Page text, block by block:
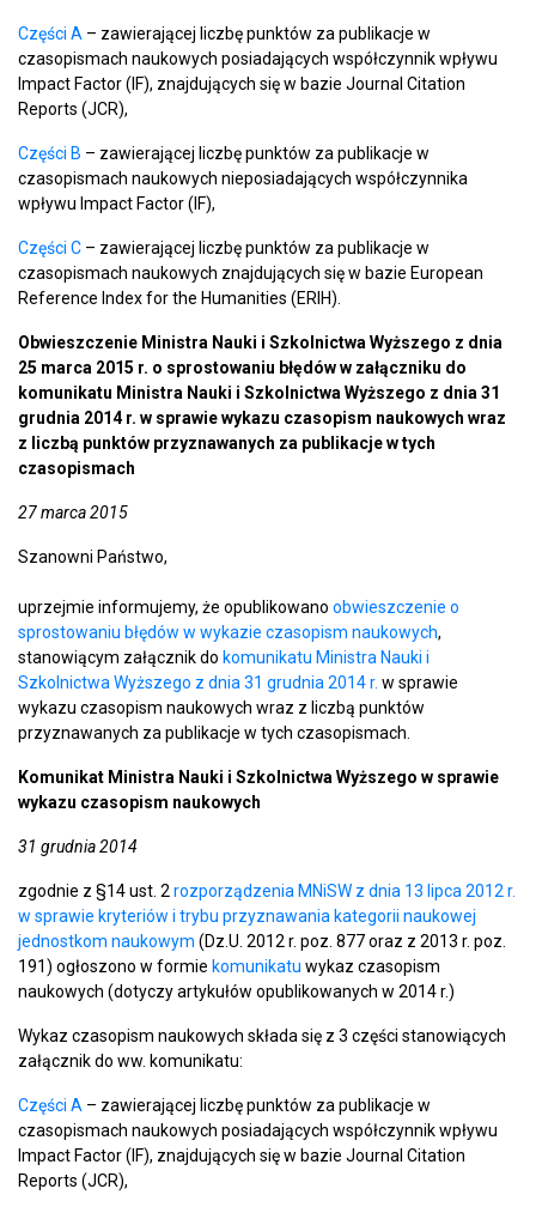
Części A – zawierającej liczbę punktów za publikacje w
czasopismach naukowych posiadających współczynnik wpływu
Impact Factor (IF), znajdujących się w bazie Journal Citation
Reports (JCR),
Części B – zawierającej liczbę punktów za publikacje w
czasopismach naukowych nieposiadających współczynnika
wpływu Impact Factor (IF),
Części C – zawierającej liczbę punktów za publikacje w
czasopismach naukowych znajdujących się w bazie European
Reference Index for the Humanities (ERIH).
Obwieszczenie Ministra Nauki i Szkolnictwa Wyższego z dnia
25 marca 2015 r. o sprostowaniu błędów w załączniku do
komunikatu Ministra Nauki i Szkolnictwa Wyższego z dnia 31
grudnia 2014 r. w sprawie wykazu czasopism naukowych wraz
z liczbą punktów przyznawanych za publikacje w tych
czasopismach
27 marca 2015
Szanowni Państwo,
uprzejmie informujemy, że opublikowano obwieszczenie o
sprostowaniu błędów w wykazie czasopism naukowych,
stanowiącym załącznik do komunikatu Ministra Nauki i
Szkolnictwa Wyższego z dnia 31 grudnia 2014 r. w sprawie
wykazu czasopism naukowych wraz z liczbą punktów
przyznawanych za publikacje w tych czasopismach.
Komunikat Ministra Nauki i Szkolnictwa Wyższego w sprawie
wykazu czasopism naukowych
31 grudnia 2014
zgodnie z §14 ust. 2 rozporządzenia MNiSW z dnia 13 lipca 2012 r.
w sprawie kryteriów i trybu przyznawania kategorii naukowej
jednostkom naukowym (Dz.U. 2012 r. poz. 877 oraz z 2013 r. poz.
191) ogłoszono w formie komunikatu wykaz czasopism
naukowych (dotyczy artykułów opublikowanych w 2014 r.)
Wykaz czasopism naukowych składa się z 3 części stanowiących
załącznik do ww. komunikatu:
Części A – zawierającej liczbę punktów za publikacje w
czasopismach naukowych posiadających współczynnik wpływu
Impact Factor (IF), znajdujących się w bazie Journal Citation
Reports (JCR),